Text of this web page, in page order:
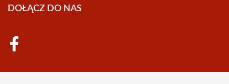
DOŁĄCZ DO NAS